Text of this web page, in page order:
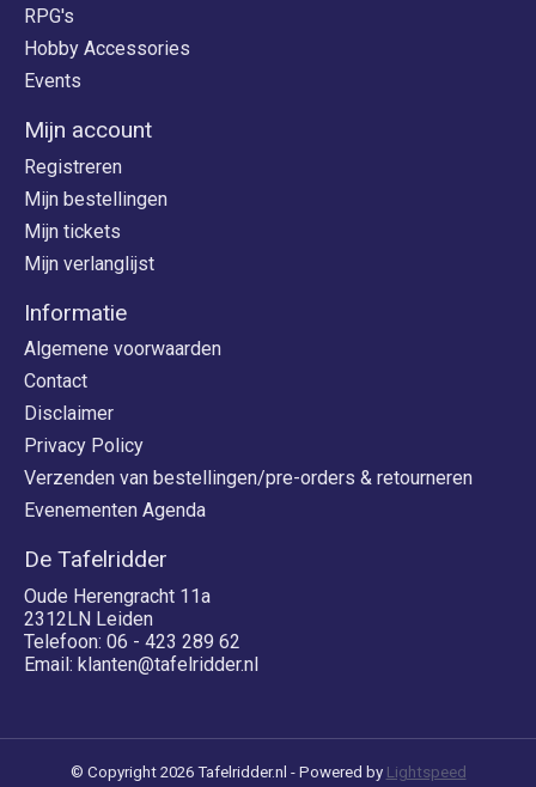
RPG's
Hobby Accessories
Events
Mijn account
Registreren
Mijn bestellingen
Mijn tickets
Mijn verlanglijst
Informatie
Algemene voorwaarden
Contact
Disclaimer
Privacy Policy
Verzenden van bestellingen/pre-orders & retourneren
Evenementen Agenda
De Tafelridder
Oude Herengracht 11a
2312LN Leiden
Telefoon: 06 - 423 289 62
Email: klanten@tafelridder.nl
© Copyright 2026 Tafelridder.nl - Powered by Lightspeed